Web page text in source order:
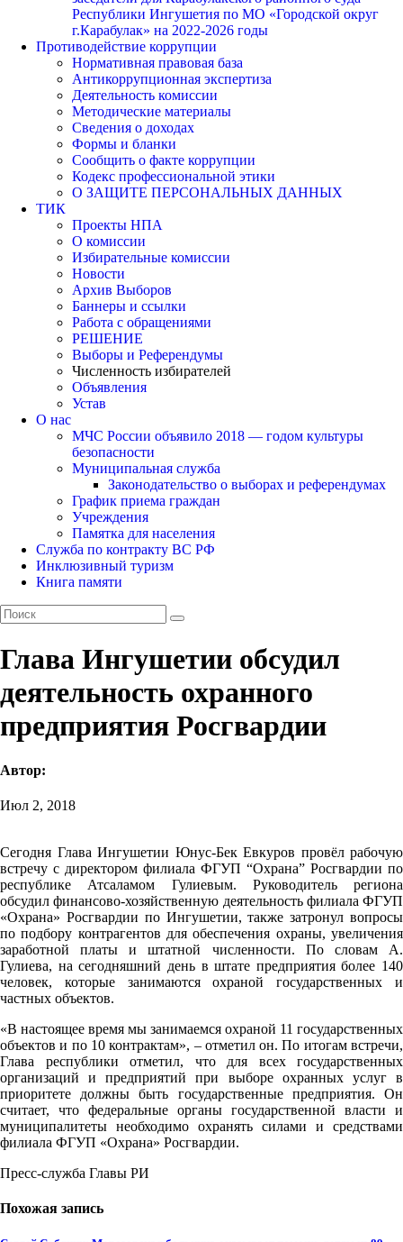
Республики Ингушетия по МО «Городской округ
г.Карабулак» на 2022-2026 годы
Противодействие коррупции
Нормативная правовая база
Антикоррупционная экспертиза
Деятельность комиссии
Методические материалы
Сведения о доходах
Формы и бланки
Сообщить о факте коррупции
Кодекс профессиональной этики
О ЗАЩИТЕ ПЕРСОНАЛЬНЫХ ДАННЫХ
ТИК
Проекты НПА
О комиссии
Избирательные комиссии
Новости
Архив Выборов
Баннеры и ссылки
Работа с обращениями
РЕШЕНИЕ
Выборы и Референдумы
Численность избирателей
Объявления
Устав
О нас
МЧС России объявило 2018 — годом культуры
безопасности
Муниципальная служба
Законодательство о выборах и референдумах
График приема граждан
Учреждения
Памятка для населения
Служба по контракту ВС РФ
Инклюзивный туризм
Книга памяти
Глава Ингушетии обсудил
деятельность охранного
предприятия Росгвардии
Автор:
Июл 2, 2018
Сегодня Глава Ингушетии Юнус-Бек Евкуров провёл рабочую
встречу с директором филиала ФГУП “Охрана” Росгвардии по
республике Атсаламом Гулиевым. Руководитель региона
обсудил финансово-хозяйственную деятельность филиала ФГУП
«Охрана» Росгвардии по Ингушетии, также затронул вопросы
по подбору контрагентов для обеспечения охраны, увеличения
заработной платы и штатной численности. По словам А.
Гулиева, на сегодняшний день в штате предприятия более 140
человек, которые занимаются охраной государственных и
частных объектов.
«В настоящее время мы занимаемся охраной 11 государственных
объектов и по 10 контрактам», – отметил он. По итогам встречи,
Глава республики отметил, что для всех государственных
организаций и предприятий при выборе охранных услуг в
приоритете должны быть государственные предприятия. Он
считает, что федеральные органы государственной власти и
муниципалитеты необходимо охранять силами и средствами
филиала ФГУП «Охрана» Росгвардии.
Пресс-служба Главы РИ
Похожая запись